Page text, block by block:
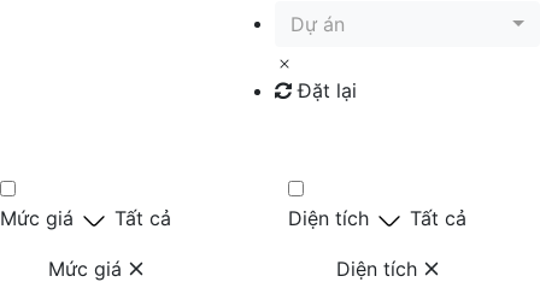
Dự án
Đặt lại
Mức giá Tất cả
Mức giá
Diện tích Tất cả
Diện tích